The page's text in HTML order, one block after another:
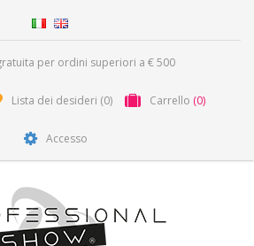
per ordini superiori a € 500
Lista dei desideri (0) Carrello (0)
Accesso